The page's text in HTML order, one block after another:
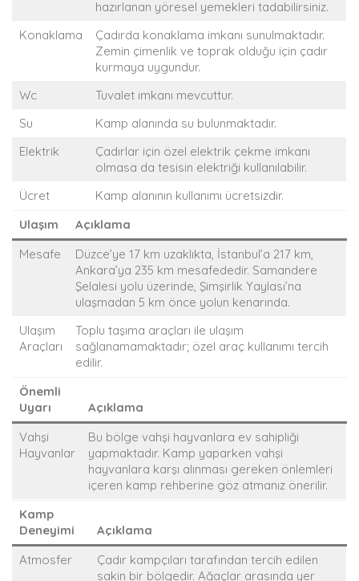
hazırlanan yöresel yemekleri tadabilirsiniz.
Konaklama
Çadırda konaklama imkanı sunulmaktadır.
Zemin çimenlik ve toprak olduğu için çadır
kurmaya uygundur.
Wc
Tuvalet imkanı mevcuttur.
Su
Kamp alanında su bulunmaktadır.
Elektrik
Çadırlar için özel elektrik çekme imkanı
olmasa da tesisin elektriği kullanılabilir.
Ücret
Kamp alanının kullanımı ücretsizdir.
Ulaşım
Açıklama
Mesafe
Düzce’ye 17 km uzaklıkta, İstanbul’a 217 km,
Ankara’ya 235 km mesafededir. Samandere
Şelalesi yolu üzerinde, Şimşirlik Yaylası’na
ulaşmadan 5 km önce yolun kenarında.
Ulaşım
Araçları
Toplu taşıma araçları ile ulaşım
sağlanamamaktadır; özel araç kullanımı tercih
edilir.
Önemli
Uyarı
Açıklama
Vahşi
Hayvanlar
Bu bölge vahşi hayvanlara ev sahipliği
yapmaktadır. Kamp yaparken vahşi
hayvanlara karşı alınması gereken önlemleri
içeren kamp rehberine göz atmanız önerilir.
Kamp
Deneyimi
Açıklama
Atmosfer
Çadır kampçıları tarafından tercih edilen
sakin bir bölgedir. Ağaçlar arasında yer